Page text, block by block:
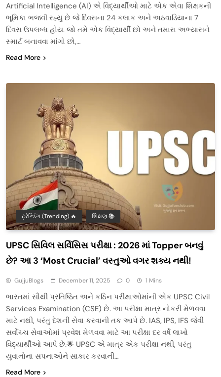
Artificial Intelligence (AI) એ વિદ્યાર્થીઓ માટે એક એવા શિક્ષકની
ભૂમિકા ભજવી રહ્યું છે જે દિવસના 24 કલાક અને અઠવાડિયાના 7
દિવસ ઉપલબ્ધ હોય. જો તમે એક વિદ્યાર્થી છો અને તમારા અભ્યાસને
સ્માર્ટ બનાવવા માંગો છો,…
Read More
ટ્રેન્ડિંગ (Trending) 🔥 શિક્ષણ 📚
UPSC સિવિલ સર્વિસિસ પરીક્ષા : 2026 માં Topper બનવું
છે? આ 3 ‘Most Crucial’ વસ્તુઓ વગર શક્ય નથી!
GujjuBlogs December 11, 2025 0 1 Mins
ભારતમાં સૌથી પ્રતિષ્ઠિત અને કઠિન પરીક્ષાઓમાંની એક UPSC Civil
Services Examination (CSE) છે. આ પરીક્ષા માત્ર નોકરી મેળવવા
માટે નથી, પરંતુ દેશની સેવા કરવાની તક આપે છે. IAS, IPS, IFS જેવી
સર્વોચ્ચ સેવાઓમાં પ્રવેશ મેળવવા માટે આ પરીક્ષા દર વર્ષે લાખો
વિદ્યાર્થીઓ આપે છે.🌟 UPSC એ માત્ર એક પરીક્ષા નથી, પરંતુ
યુવાનોના સપનાઓને સાકાર કરવાની…
Read More